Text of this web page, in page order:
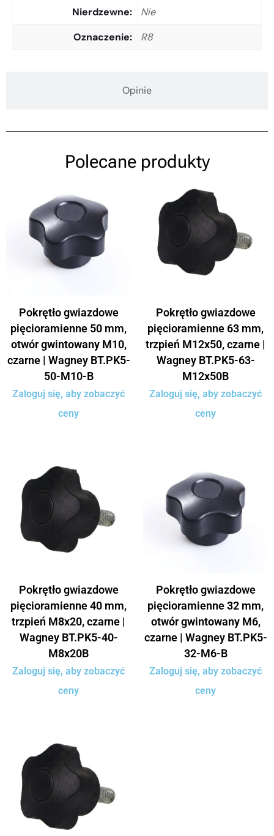
Opinie
Nierdzewne
Nie
Oznaczenie
R8
Polecane produkty
Pokrętło gwiazdowe
pięcioramienne 50 mm,
otwór gwintowany M10,
czarne | Wagney BT.PK5-
50-M10-B
Zaloguj się, aby zobaczyć
ceny
Pokrętło gwiazdowe
pięcioramienne 63 mm,
trzpień M12x50, czarne |
Wagney BT.PK5-63-
M12x50B
Zaloguj się, aby zobaczyć
ceny
Pokrętło gwiazdowe
pięcioramienne 40 mm,
trzpień M8x20, czarne |
Wagney BT.PK5-40-
M8x20B
Zaloguj się, aby zobaczyć
ceny
Pokrętło gwiazdowe
pięcioramienne 32 mm,
otwór gwintowany M6,
czarne | Wagney BT.PK5-
32-M6-B
Zaloguj się, aby zobaczyć
ceny